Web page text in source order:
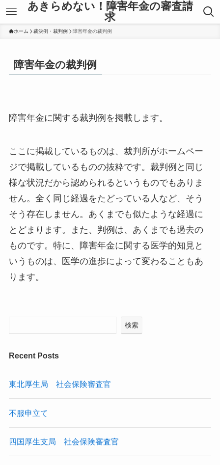
あきらめない！障害年金の審査請
求
ホーム 裁決例・裁判例 障害年金の裁判例
障害年金の裁判例
障害年金に関する裁判例を掲載します。
ここに掲載しているものは、裁判所がホームペー
ジで掲載しているものの抜粋です。裁判例と同じ
様な状況だから認められるというものでもありま
せん。全く同じ経過をたどっている人など、そう
そう存在しません。あくまでも似たような経過に
とどまります。また、判例は、あくまでも過去の
ものです。特に、障害年金に関する医学的知見と
いうものは、医学の進歩によって変わることもあ
ります。
検索
Recent Posts
東北厚生局 社会保険審査官
不服申立て
四国厚生支局 社会保険審査官